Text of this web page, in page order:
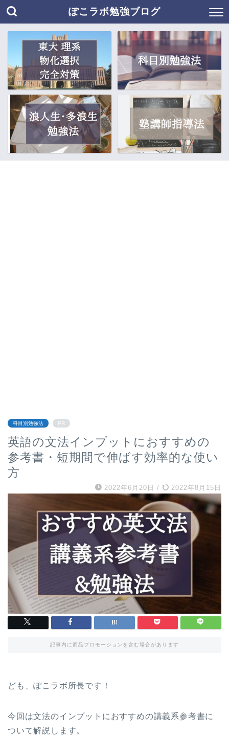
ぽこラボ勉強ブログ
科目別勉強法 PR
英語の文法インプットにおすすめの
参考書・短期間で伸ばす効率的な使い
方
2022年6月20日 / 2022年8月15日
記事内に商品プロモーションを含む場合があります
ども、ぽこラボ所長です！
今回は文法のインプットにおすすめの講義系参考書に
ついて解説します。